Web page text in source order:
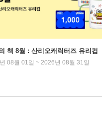
책 8월 : 산리오캐릭터즈 유리컵
08월 01일 ~ 2026년 08월 31일